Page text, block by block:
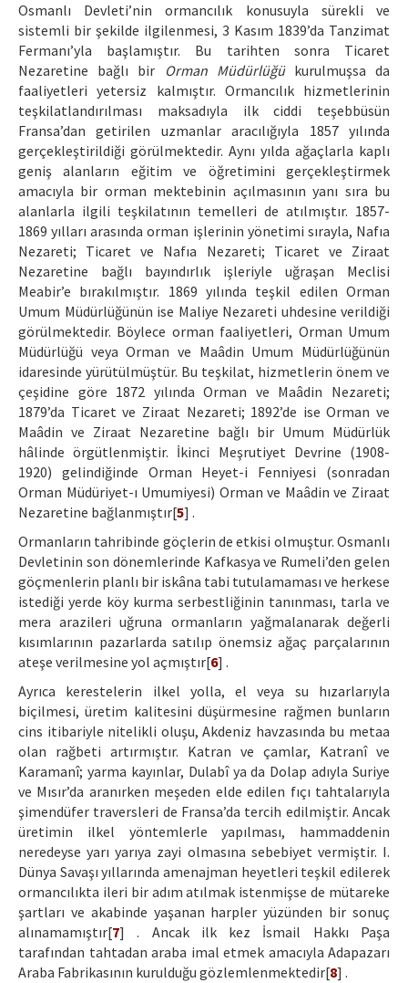
Osmanlı Devleti’nin ormancılık konusuyla sürekli ve
sistemli bir şekilde ilgilenmesi, 3 Kasım 1839’da Tanzimat
Fermanı’yla başlamıştır. Bu tarihten sonra Ticaret
Nezaretine bağlı bir
Orman Müdürlüğükurulmuşsa da
faaliyetleri yetersiz kalmıştır. Ormancılık hizmetlerinin
teşkilatlandırılması maksadıyla ilk ciddi teşebbüsün
Fransa’dan getirilen uzmanlar aracılığıyla 1857 yılında
gerçekleştirildiği görülmektedir. Aynı yılda ağaçlarla kaplı
geniş alanların eğitim ve öğretimini gerçekleştirmek
amacıyla bir orman mektebinin açılmasının yanı sıra bu
alanlarla ilgili teşkilatının temelleri de atılmıştır. 1857-
1869 yılları arasında orman işlerinin yönetimi sırayla, Nafıa
Nezareti; Ticaret ve Nafıa Nezareti; Ticaret ve Ziraat
Nezaretine bağlı bayındırlık işleriyle uğraşan Meclisi
Meabir’e bırakılmıştır. 1869 yılında teşkil edilen Orman
Umum Müdürlüğünün ise Maliye Nezareti uhdesine verildiği
görülmektedir. Böylece orman faaliyetleri, Orman Umum
Müdürlüğü veya Orman ve Maâdin Umum Müdürlüğünün
idaresinde yürütülmüştür. Bu teşkilat, hizmetlerin önem ve
çeşidine göre 1872 yılında Orman ve Maâdin Nezareti;
1879’da Ticaret ve Ziraat Nezareti; 1892’de ise Orman ve
Maâdin ve Ziraat Nezaretine bağlı bir Umum Müdürlük
hâlinde örgütlenmiştir. İkinci Meşrutiyet Devrine (1908-
1920) gelindiğinde Orman Heyet-i Fenniyesi (sonradan
Orman Müdüriyet-ı Umumiyesi) Orman ve Maâdin ve Ziraat
Nezaretine bağlanmıştır[5] .
Ormanların tahribinde göçlerin de etkisi olmuştur. Osmanlı
Devletinin son dönemlerinde Kafkasya ve Rumeli’den gelen
göçmenlerin planlı bir iskâna tabi tutulamaması ve herkese
istediği yerde köy kurma serbestliğinin tanınması, tarla ve
mera arazileri uğruna ormanların yağmalanarak değerli
kısımlarının pazarlarda satılıp önemsiz ağaç parçalarının
ateşe verilmesine yol açmıştır[6] .
Ayrıca kerestelerin ilkel yolla, el veya su hızarlarıyla
biçilmesi, üretim kalitesini düşürmesine rağmen bunların
cins itibariyle nitelikli oluşu, Akdeniz havzasında bu metaa
olan rağbeti artırmıştır. Katran ve çamlar, Katranî ve
Karamanî; yarma kayınlar, Dulabî ya da Dolap adıyla Suriye
ve Mısır’da aranırken meşeden elde edilen fıçı tahtalarıyla
şimendüfer traversleri de Fransa’da tercih edilmiştir. Ancak
üretimin ilkel yöntemlerle yapılması, hammaddenin
neredeyse yarı yarıya zayi olmasına sebebiyet vermiştir. I.
Dünya Savaşı yıllarında amenajman heyetleri teşkil edilerek
ormancılıkta ileri bir adım atılmak istenmişse de mütareke
şartları ve akabinde yaşanan harpler yüzünden bir sonuç
alınamamıştır[7] . Ancak ilk kez İsmail Hakkı Paşa
tarafından tahtadan araba imal etmek amacıyla Adapazarı
Araba Fabrikasının kurulduğu gözlemlenmektedir[8] .